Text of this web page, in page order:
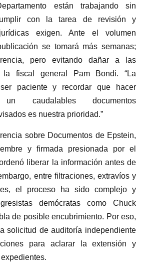
están trabajando sin
con la tarea de revisión y
exigen. Ante el volumen
se tomará más semanas;
pero evitando dañar a las
la fiscal general Pam Bondi. “La
paciente y recordar que hacer
caudalables documentos
es nuestra prioridad.”
sobre Documentos de Epstein,
y firmada presionada por el
liberar la información antes de
entre filtraciones, extravíos y
el proceso ha sido complejo y
demócratas como Chuck
de posible encubrimiento. Por eso,
solicitud de auditoría independiente
para aclarar la extensión y